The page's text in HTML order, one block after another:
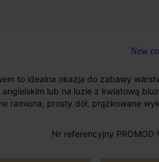
New
to idealna okazja do zabawy
lub na luzie z kwiatową
ramiona, prosty dół, prążkowane
Nr referencyjny